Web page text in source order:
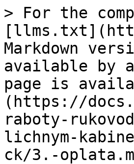
> For the
Markdown
available by
page is
(https://
raboty-
lichnym-
ck/3.-